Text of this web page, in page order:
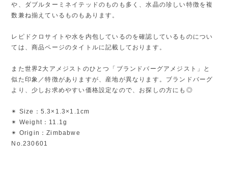
や、ダブルターミネイテッドのものも多く、水晶の珍しい特徴を複
数兼ね揃えているものもあります。
レピドクロサイトや水を内包しているのを確認しているものについ
ては、商品ページのタイトルに記載しております。
また世界2大アメジストのひとつ「ブランドバーグアメジスト」と
似た印象／特徴がありますが、産地が異なります。ブランドバーグ
より、少しお求めやすい価格設定なので、お探しの方にも◎
✴︎ Size：5.3×1.3×1.1cm
✴︎ Weight：11.1g
✴︎ Origin：Zimbabwe
No.230601